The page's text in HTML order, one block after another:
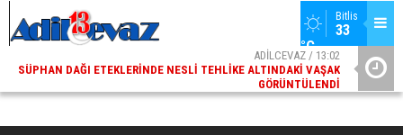
Bitlis
33
°C
ADİLCEVAZ / 13:02
SÜPHAN DAĞI ETEKLERINDE NESLI TEHLIKE ALTINDAKI VAŞAK
GÖRÜNTÜLENDI